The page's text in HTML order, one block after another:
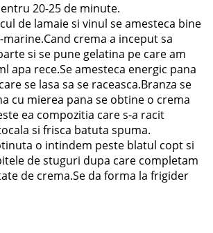
20-25 de minute.
de lamaie si vinul se amesteca bine
crema a inceput sa
si se pune gelatina pe care am
apa rece.Se amesteca energic pana
se lasa sa se raceasca.Branza se
cu mierea pana se obtine o crema
ea compozitia care s-a racit
si frisca batuta spuma.
o intindem peste blatul copt si
de stuguri dupa care completam
de crema.Se da forma la frigider